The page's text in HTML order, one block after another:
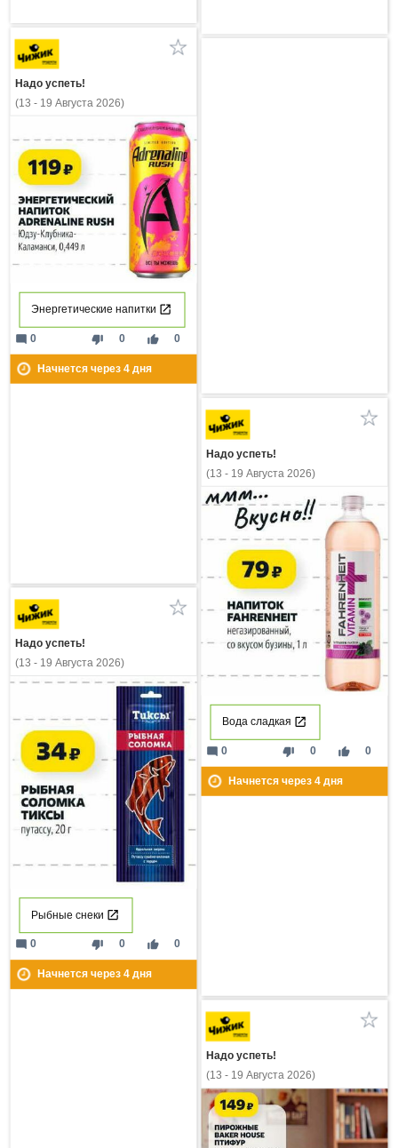
Надо успеть!
(13 - 19 Августа 2026)
Энергетические напитки
thumb_down 0 thumb_up 0
mode_comment 0
Начнется через 4дня
Надо успеть!
(13 - 19 Августа 2026)
Вода сладкая
thumb_down 0 thumb_up 0
mode_comment 0
Начнется через 4дня
Надо успеть!
(13 - 19 Августа 2026)
Рыбные снеки
thumb_down 0 thumb_up 0
mode_comment 0
Начнется через 4дня
Надо успеть!
(13 - 19 Августа 2026)